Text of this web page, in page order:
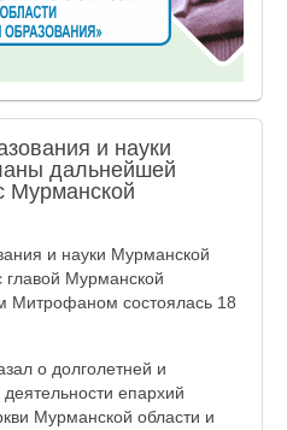
и науки
дальнейшей
Мурманской
и науки Мурманской
главой Мурманской
Митрофаном состоялась 18
о долголетней и
епархий
Мурманской области и